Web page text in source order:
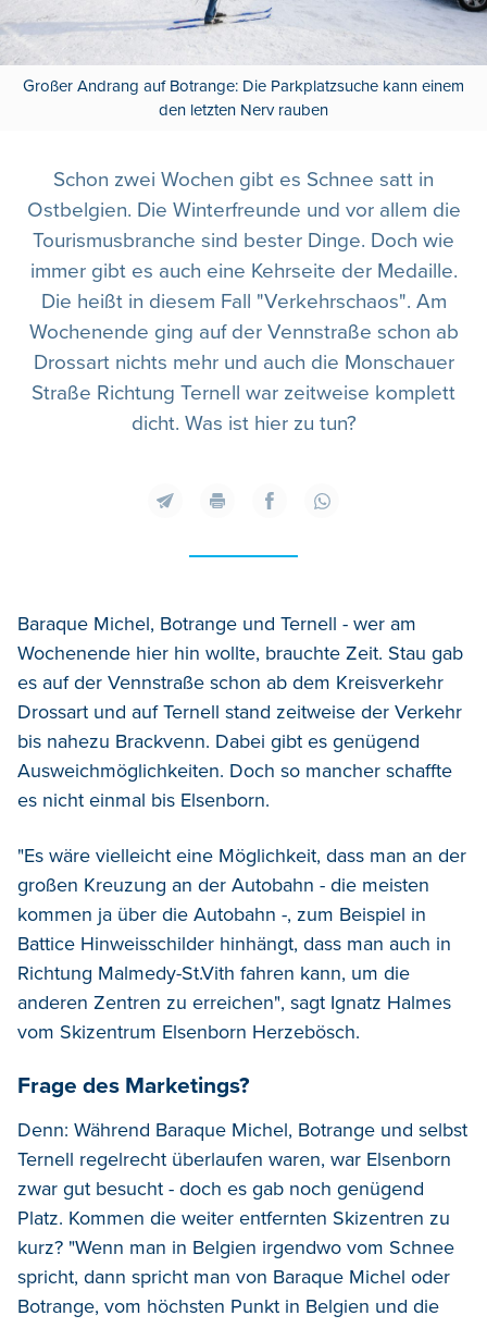
Großer Andrang auf Botrange: Die Parkplatzsuche kann einem
den letzten Nerv rauben
Schon zwei Wochen gibt es Schnee satt in
Ostbelgien. Die Winterfreunde und vor allem die
Tourismusbranche sind bester Dinge. Doch wie
immer gibt es auch eine Kehrseite der Medaille.
Die heißt in diesem Fall "Verkehrschaos". Am
Wochenende ging auf der Vennstraße schon ab
Drossart nichts mehr und auch die Monschauer
Straße Richtung Ternell war zeitweise komplett
dicht. Was ist hier zu tun?
Baraque Michel, Botrange und Ternell - wer am
Wochenende hier hin wollte, brauchte Zeit. Stau gab
es auf der Vennstraße schon ab dem Kreisverkehr
Drossart und auf Ternell stand zeitweise der Verkehr
bis nahezu Brackvenn. Dabei gibt es genügend
Ausweichmöglichkeiten. Doch so mancher schaffte
es nicht einmal bis Elsenborn.
"Es wäre vielleicht eine Möglichkeit, dass man an der
großen Kreuzung an der Autobahn - die meisten
kommen ja über die Autobahn -, zum Beispiel in
Battice Hinweisschilder hinhängt, dass man auch in
Richtung Malmedy-St.Vith fahren kann, um die
anderen Zentren zu erreichen", sagt Ignatz Halmes
vom Skizentrum Elsenborn Herzebösch.
Frage des Marketings?
Denn: Während Baraque Michel, Botrange und selbst
Ternell regelrecht überlaufen waren, war Elsenborn
zwar gut besucht - doch es gab noch genügend
Platz. Kommen die weiter entfernten Skizentren zu
kurz? "Wenn man in Belgien irgendwo vom Schnee
spricht, dann spricht man von Baraque Michel oder
Botrange, vom höchsten Punkt in Belgien und die